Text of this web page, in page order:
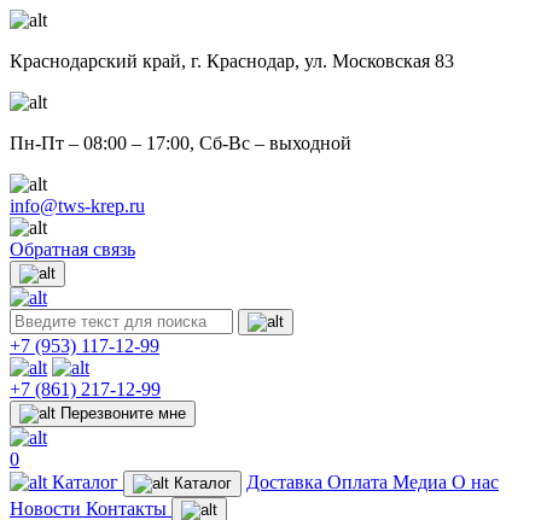
Краснодарский край, г. Краснодар, ул. Московская 83
Пн-Пт – 08:00 – 17:00, Сб-Вс – выходной
info@tws-krep.ru
Обратная связь
+7 (953) 117-12-99
+7 (861) 217-12-99
Перезвоните мне
0
Каталог
Каталог Доставка Оплата Медиа О нас
Новости Контакты